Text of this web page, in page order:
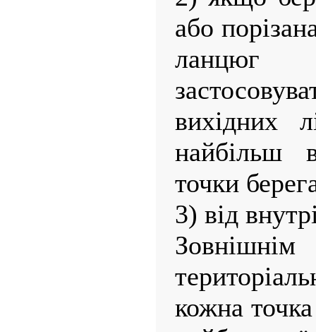
або
ланцюг
вихідних
найбільш
точки
3) від
кожна точка